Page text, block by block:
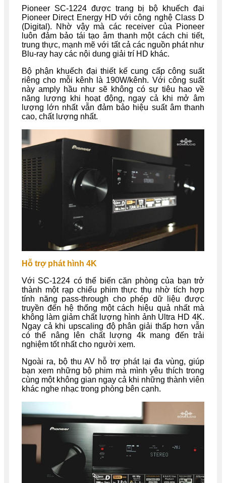
Pioneer SC-1224 được trang bị bộ khuếch đại
Pioneer Direct Energy HD với công nghệ Class D
(Digital). Nhờ vậy mà các receiver của Pioneer
luôn đảm bảo tái tạo âm thanh một cách chi tiết,
trung thực, mạnh mẽ với tất cả các nguồn phát như
Blu-ray hay các nội dung giải trí HD khác.
Bộ phận khuếch đại thiết kế cung cấp công suất
riêng cho mỗi kênh là 190W/kênh. Với công suất
này amply hầu như sẽ không có sự tiêu hao về
năng lượng khi hoạt động, ngay cả khi mở âm
lượng lớn nhất vẫn đảm bảo hiệu suất âm thanh
cao, chất lượng nhất.
Hỗ trợ phát hình 4K
Với SC-1224 có thể biến căn phòng của bạn trở
thành một rạp chiếu phim thực thụ nhờ tích hợp
tính năng pass-through cho phép dữ liệu được
truyền đến hệ thống một cách hiệu quả nhất mà
không làm giảm chất lượng hình ảnh Ultra HD 4K.
Ngay cả khi upscaling độ phân giải thấp hơn vẫn
có thể nâng lên chất lượng 4k mang đến trải
nghiệm tốt nhất cho người xem.
Ngoài ra, bộ thu AV hỗ trợ phát lại đa vùng, giúp
bạn xem những bộ phim mà mình yêu thích trong
cùng một không gian ngay cả khi những thành viên
khác nghe nhạc trong phòng bên cạnh.